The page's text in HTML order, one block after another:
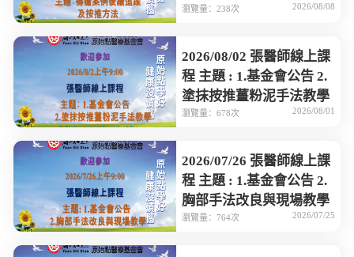
瀏覽量：238次 2026/08/08
2026/08/02 張醫師線上課
程 主題 : 1.基金會公告 2.
塗抹按推薑粉泥手法教學
瀏覽量：678次 2026/08/01
2026/07/26 張醫師線上課
程 主題 : 1.基金會公告 2.
胸部手法改良與現場教學
瀏覽量：764次 2026/07/25